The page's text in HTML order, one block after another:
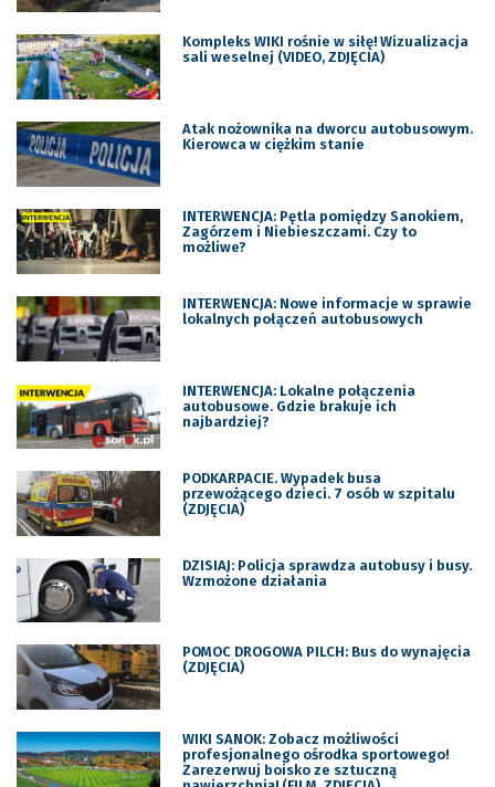
Kompleks WIKI rośnie w siłę! Wizualizacja
sali weselnej (VIDEO, ZDJĘCIA)
Atak nożownika na dworcu autobusowym.
Kierowca w ciężkim stanie
INTERWENCJA: Pętla pomiędzy Sanokiem,
Zagórzem i Niebieszczami. Czy to
możliwe?
INTERWENCJA: Nowe informacje w sprawie
lokalnych połączeń autobusowych
INTERWENCJA: Lokalne połączenia
autobusowe. Gdzie brakuje ich
najbardziej?
PODKARPACIE. Wypadek busa
przewożącego dzieci. 7 osób w szpitalu
(ZDJĘCIA)
DZISIAJ: Policja sprawdza autobusy i busy.
Wzmożone działania
POMOC DROGOWA PILCH: Bus do wynajęcia
(ZDJĘCIA)
WIKI SANOK: Zobacz możliwości
profesjonalnego ośrodka sportowego!
Zarezerwuj boisko ze sztuczną